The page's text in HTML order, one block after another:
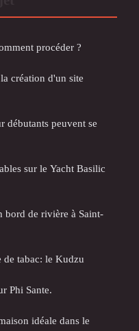
procéder ?
création d'un site
débutants peuvent se
sur le Yacht Basilic
bord de rivière à Saint-
tabac: le Kudzu
Phi Sante.
idéale dans le